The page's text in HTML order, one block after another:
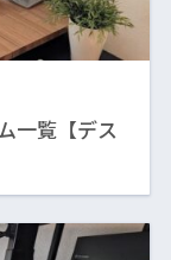
一覧【デス